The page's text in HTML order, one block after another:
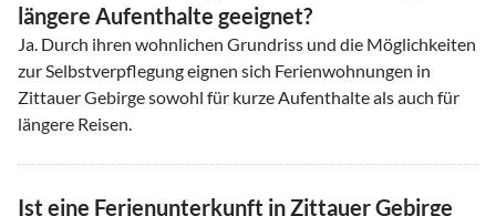
längere Aufenthalte geeignet?
Ja. Durch ihren wohnlichen Grundriss und die Möglichkeiten
zur Selbstverpflegung eignen sich Ferienwohnungen in
Zittauer Gebirge sowohl für kurze Aufenthalte als auch für
längere Reisen.
Ist eine Ferienunterkunft in Zittauer Gebirge